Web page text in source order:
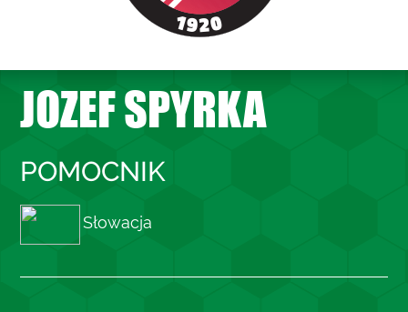
JOZEF SPYRKA
POMOCNIK
Słowacja